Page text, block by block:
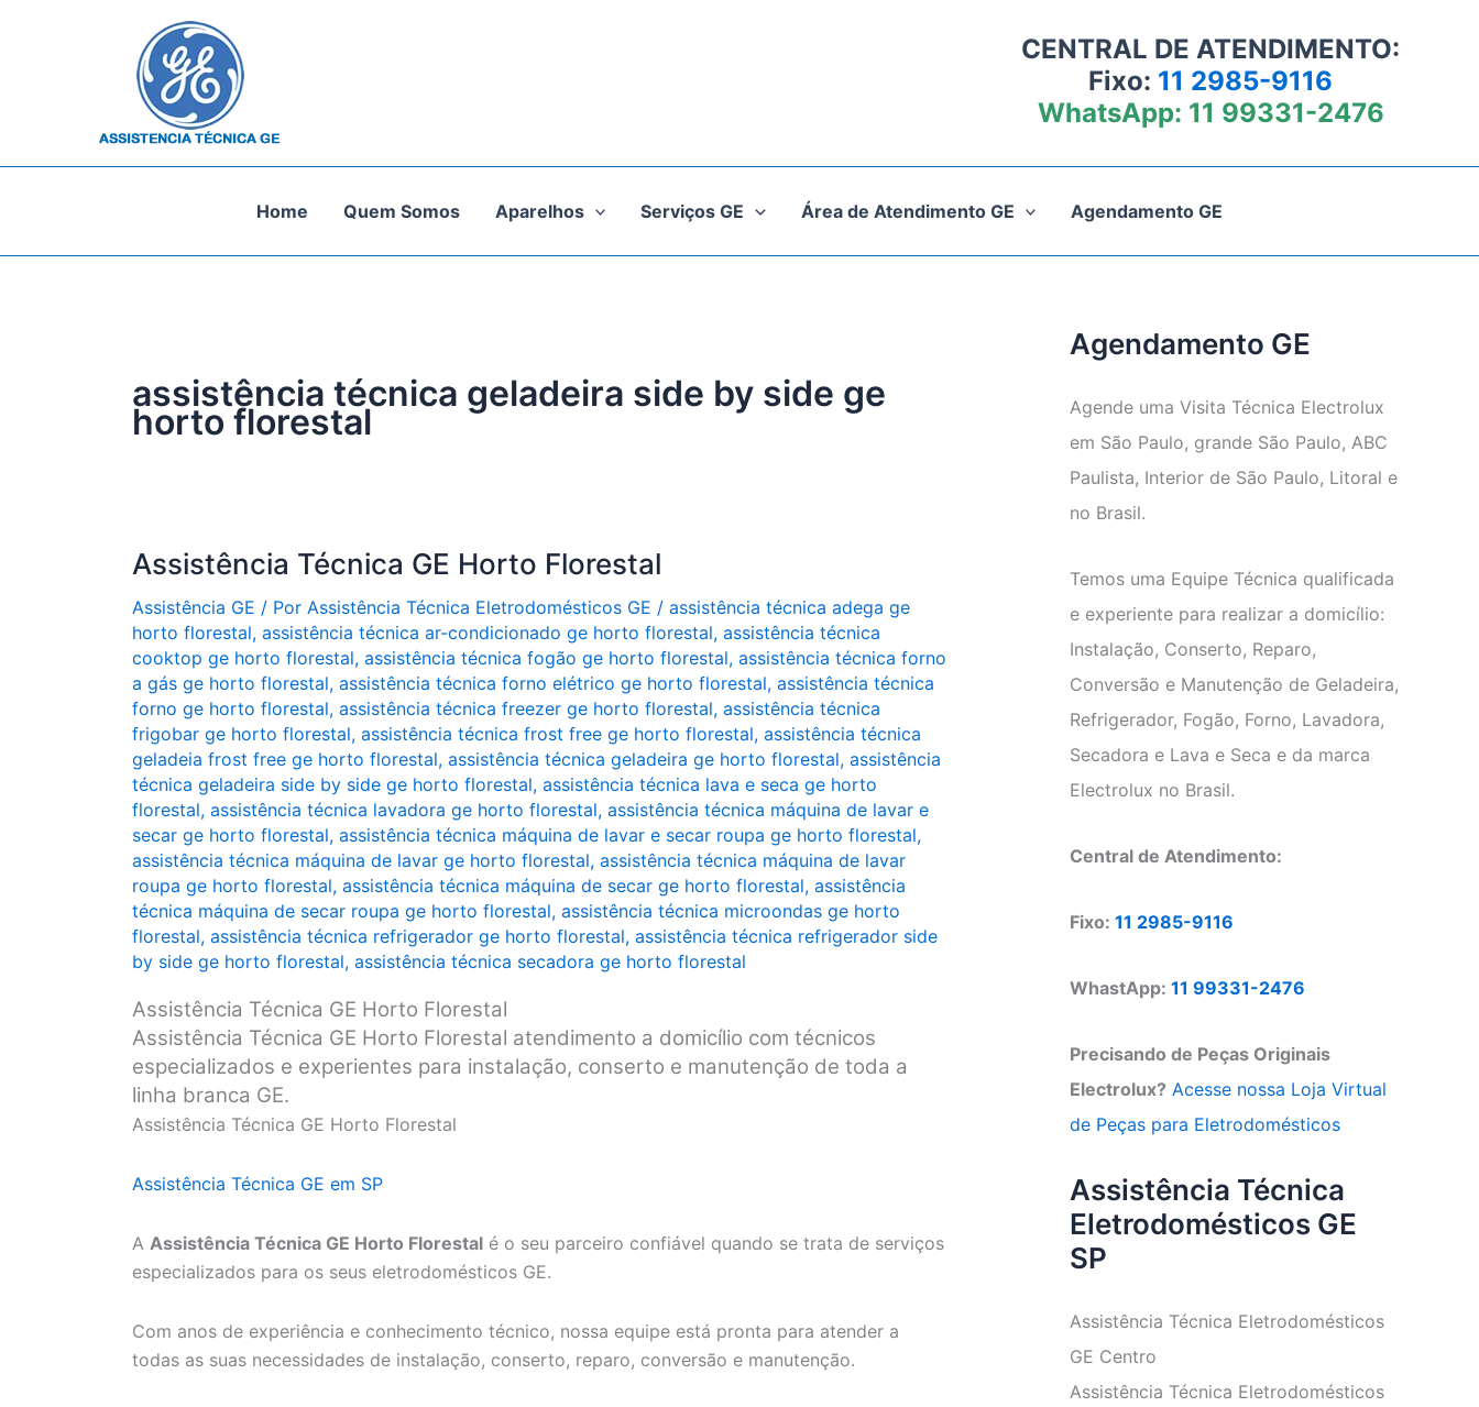
CENTRAL DE ATENDIMENTO:
Fixo: 11 2985-9116
WhatsApp: 11 99331-2476
Home Quem Somos Aparelhos Serviços GE Área de Atendimento GE Agendamento GE
assistência técnica geladeira side by side ge
horto florestal
Assistência Técnica GE Horto Florestal
Assistência GE / Por Assistência Técnica Eletrodomésticos GE / assistência técnica adega ge
horto florestal, assistência técnica ar-condicionado ge horto florestal, assistência técnica
cooktop ge horto florestal, assistência técnica fogão ge horto florestal, assistência técnica forno
a gás ge horto florestal, assistência técnica forno elétrico ge horto florestal, assistência técnica
forno ge horto florestal, assistência técnica freezer ge horto florestal, assistência técnica
frigobar ge horto florestal, assistência técnica frost free ge horto florestal, assistência técnica
geladeia frost free ge horto florestal, assistência técnica geladeira ge horto florestal, assistência
técnica geladeira side by side ge horto florestal, assistência técnica lava e seca ge horto
florestal, assistência técnica lavadora ge horto florestal, assistência técnica máquina de lavar e
secar ge horto florestal, assistência técnica máquina de lavar e secar roupa ge horto florestal,
assistência técnica máquina de lavar ge horto florestal, assistência técnica máquina de lavar
roupa ge horto florestal, assistência técnica máquina de secar ge horto florestal, assistência
técnica máquina de secar roupa ge horto florestal, assistência técnica microondas ge horto
florestal, assistência técnica refrigerador ge horto florestal, assistência técnica refrigerador side
by side ge horto florestal, assistência técnica secadora ge horto florestal
Assistência Técnica GE Horto Florestal
Assistência Técnica GE Horto Florestal atendimento a domicílio com técnicos
especializados e experientes para instalação, conserto e manutenção de toda a
linha branca GE.
Assistência Técnica GE Horto Florestal
Assistência Técnica GE em SP
A Assistência Técnica GE Horto Florestal é o seu parceiro confiável quando se trata de serviços
especializados para os seus eletrodomésticos GE.
Com anos de experiência e conhecimento técnico, nossa equipe está pronta para atender a
todas as suas necessidades de instalação, conserto, reparo, conversão e manutenção.
Agendamento GE
Agende uma Visita Técnica Electrolux
em São Paulo, grande São Paulo, ABC
Paulista, Interior de São Paulo, Litoral e
no Brasil.
Temos uma Equipe Técnica qualificada
e experiente para realizar a domicílio:
Instalação, Conserto, Reparo,
Conversão e Manutenção de Geladeira,
Refrigerador, Fogão, Forno, Lavadora,
Secadora e Lava e Seca e da marca
Electrolux no Brasil.
Central de Atendimento:
Fixo: 11 2985-9116
WhastApp: 11 99331-2476
Precisando de Peças Originais
Electrolux? Acesse nossa Loja Virtual
de Peças para Eletrodomésticos
Assistência Técnica
Eletrodomésticos GE
SP
Assistência Técnica Eletrodomésticos
GE Centro
Assistência Técnica Eletrodomésticos